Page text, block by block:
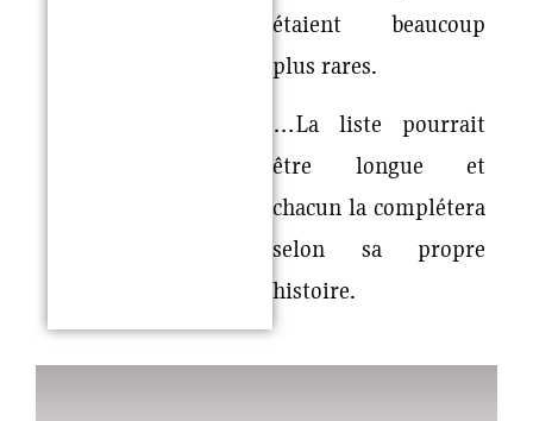
étaient beaucoup
plus rares.
…La liste pourrait
être longue et
chacun la complétera
selon sa propre
histoire.